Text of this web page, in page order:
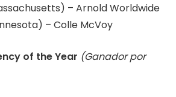
– Arnold Worldwide
– Colle McVoy
of the Year (Ganador por